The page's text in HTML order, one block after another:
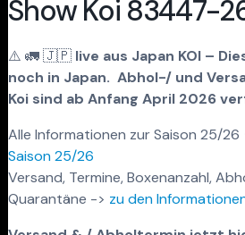
Show Koi 83447-
⚠️ 🚛 🇯🇵live aus Japan KOI –
noch in Japan. Abhol-/ und
Koi sind ab Anfang April 2026
Alle Informationen zur Saison 25/26
Saison 25/26
Versand, Termine, Boxenanzahl,
Quarantäne -> zu den